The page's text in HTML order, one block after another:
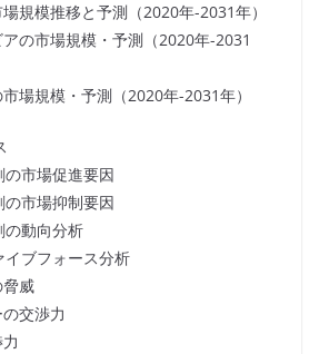
規模推移と予測（2020年-2031年）
の市場規模・予測（2020年-2031
場規模・予測（2020年-2031年）
市場促進要因
市場抑制要因
の動向分析
ブフォース分析
威
交渉力